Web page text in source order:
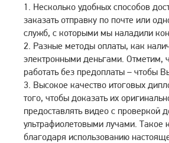
Несколько удобных способов
заказать отправку по почте или
служб, с которыми мы наладили
Разные методы оплаты, как
электронными деньгами.
работать без предоплаты – чтобы
Высокое качество итоговых
того, чтобы доказать их
предоставлять видео с проверкой
ультрафиолетовыми лучами. Такое
благодаря использованию